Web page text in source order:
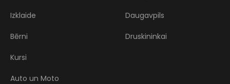
Izklaide
Bērni
Kursi
Auto un Moto
Daugavpils
Druskininkai